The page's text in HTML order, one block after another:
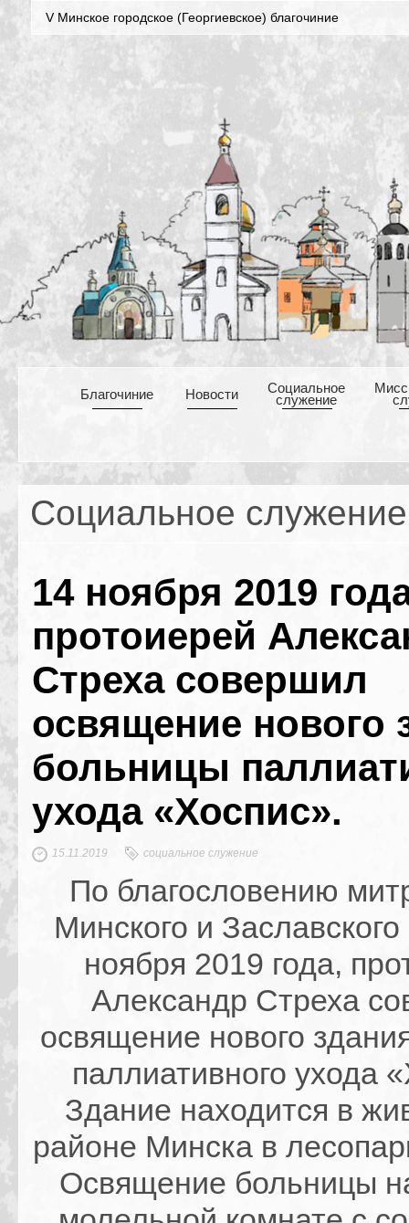
V Минское городское (Георгиевское) благочиние
Благочиние Новости Cоциальное
служение
Социальное служение
14 ноября 2019
протоиерей
Стреха совершил
освящение нового
больницы
ухода «Хоспис».
15.11.2019 социальное служение
По благословению
Минского и
ноября 2019 года,
Александр Стреха
освящение нового
паллиативного ухода
Здание находится в
районе Минска в
Освящение больницы